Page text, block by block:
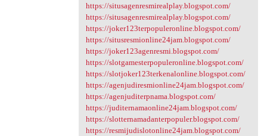
https://situsagenresmirealplay.blogspot.com/
https://situsagenresmirealplay.blogspot.com/
https://joker123terpopuleronline.blogspot.com/
https://situsresmionline24jam.blogspot.com/
https://joker123agenresmi.blogspot.com/
https://slotgamesterpopuleronline.blogspot.com/
https://slotjoker123terkenalonline.blogspot.com/
https://agenjudiresmionline24jam.blogspot.com/
https://agenjuditerpnama.blogspot.com/
https://juditernamaonline24jam.blogspot.com/
https://slotternamadanterpopuler.blogspot.com/
https://resmijudislotonline24jam.blogspot.com/